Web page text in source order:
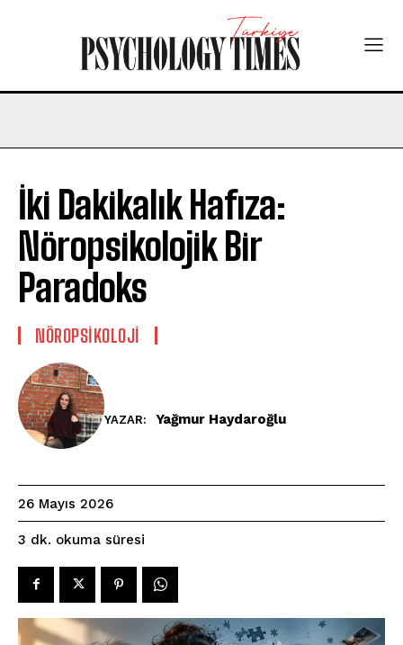
İki Dakikalık Hafıza:
Nöropsikolojik Bir
Paradoks
NÖROPSIKOLOJI
YAZAR: Yağmur Haydaroğlu
26 Mayıs 2026
3 dk. okuma süresi